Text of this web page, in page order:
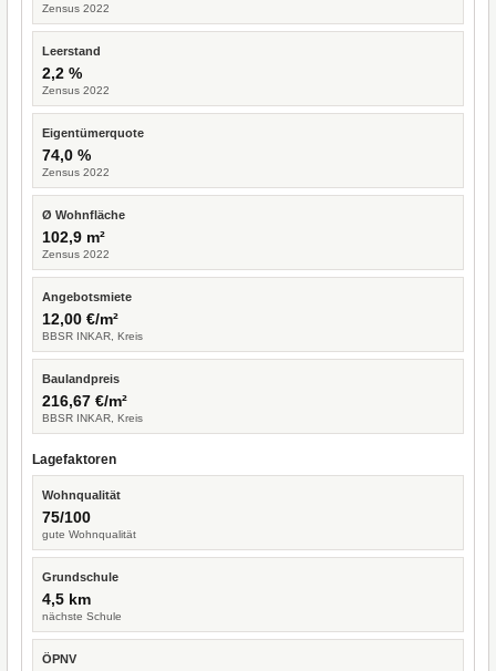
Zensus 2022
Leerstand
2,2 %
Zensus 2022
Eigentümerquote
74,0 %
Zensus 2022
Ø Wohnfläche
102,9 m²
Zensus 2022
Angebotsmiete
12,00 €/m²
BBSR INKAR, Kreis
Baulandpreis
216,67 €/m²
BBSR INKAR, Kreis
Lagefaktoren
Wohnqualität
75/100
gute Wohnqualität
Grundschule
4,5 km
nächste Schule
ÖPNV